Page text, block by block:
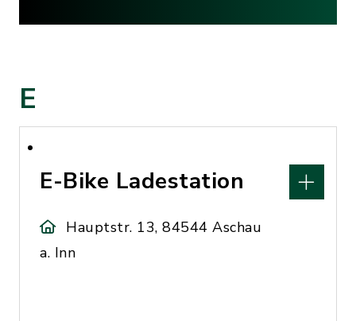
E
E-Bike Ladestation
Hauptstr. 13, 84544 Aschau
a. Inn